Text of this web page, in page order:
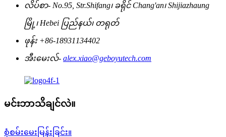
လိပ်စာ- No.95, Str.Shifang၊ ခရိုင် Chang'an၊ Shijiazhaung
မြို့၊ Hebei ပြည်နယ်၊ တရုတ်
ဖုန်း +86-18931134402
အီးမေးလ်- alex.xiao@geboyutech.com
မင်းဘာသိချင်လဲ။
စုံစမ်းမေးမြန်းခြင်း။